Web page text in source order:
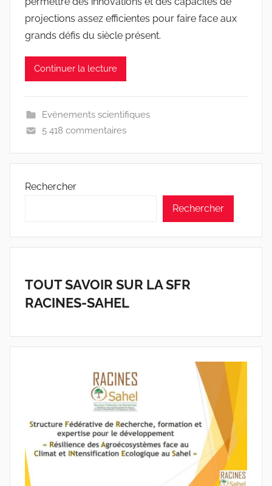
projections assez efficientes pour faire face aux
grands défis du siècle présent.
Continuer la lecture
Evènements scientifiques
5 418 commentaires
Rechercher
Rechercher
TOUT SAVOIR SUR LA SFR
RACINES-SAHEL